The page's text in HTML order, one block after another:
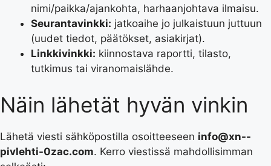
nimi/paikka/ajankohta, harhaanjohtava ilmaisu.
Seurantavinkki: jatkoaihe jo julkaistuun juttuun
(uudet tiedot, päätökset, asiakirjat).
Linkkivinkki: kiinnostava raportti, tilasto,
tutkimus tai viranomaislähde.
Näin lähetät hyvän vinkin
Lähetä viesti sähköpostilla osoitteeseen info@xn--
pivlehti-0zac.com. Kerro viestissä mahdollisimman